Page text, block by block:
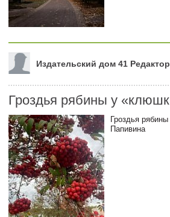
Издательский дом 41
Гроздья рябины у
Гроздья
Папивина